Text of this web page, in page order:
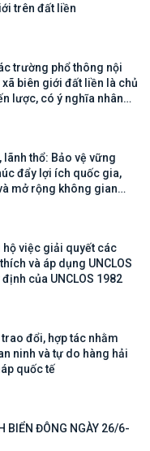
trên đất liền
trường phổ thông nội
biên giới đất liền là chủ
lược, có ý nghĩa nhân
thổ: Bảo vệ vững
đẩy lợi ích quốc gia,
mở rộng không gian
hộ việc giải quyết các
và áp dụng UNCLOS
của UNCLOS 1982
đổi, hợp tác nhằm
ninh và tự do hàng hải
quốc tế
BIỂN ĐÔNG NGÀY 26/6-